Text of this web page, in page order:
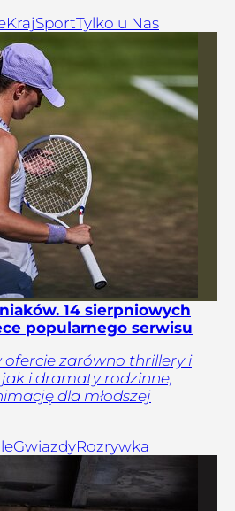
KrajSportTylko u Nas
14 sierpniowych
popularnego serwisu
zarówno thrillery i
i dramaty rodzinne,
dla młodszej
GwiazdyRozrywka